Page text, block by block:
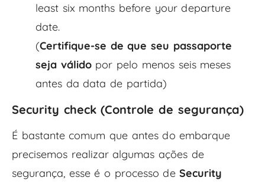
least six months before your departure
date.
(Certifique-se de que seu passaporte
seja válidopor pelo menos seis meses
antes da data de partida)
Security check (Controle de segurança)
É bastante comum que antes do embarque
precisemos realizar algumas ações de
segurança, esse é o processo deSecurity